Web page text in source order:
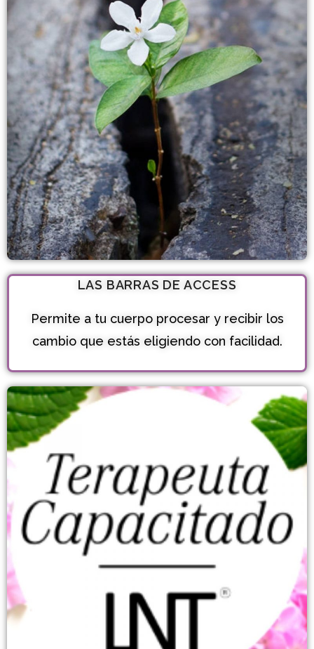
LAS BARRAS DE ACCESS
Permite a tu cuerpo procesar y recibir los
cambio que estás eligiendo con facilidad.